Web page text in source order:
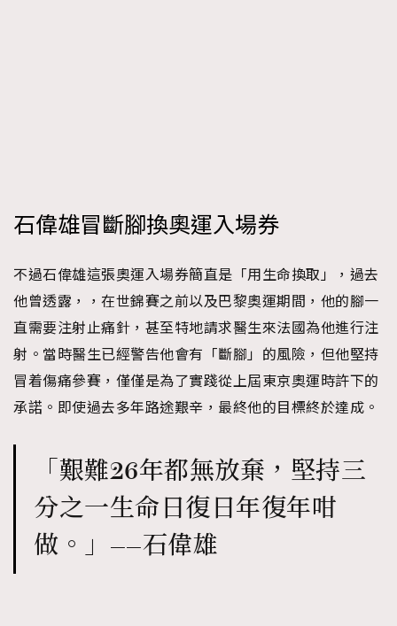
石偉雄冒斷腳換奧運入場券
不過石偉雄這張奧運入場券簡直是「用生命換取」，過去
他曾透露，，在世錦賽之前以及巴黎奧運期間，他的腳一
直需要注射止痛針，甚至特地請求醫生來法國為他進行注
射。當時醫生已經警告他會有「斷腳」的風險，但他堅持
冒着傷痛參賽，僅僅是為了實踐從上屆東京奧運時許下的
承諾。即使過去多年路途艱辛，最終他的目標終於達成。
「艱難26年都無放棄，堅持三
分之一生命日復日年復年咁
做。」——石偉雄